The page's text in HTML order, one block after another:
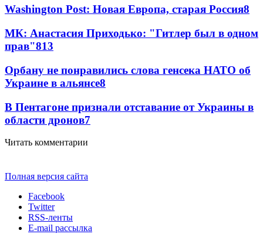
Washington Post: Новая Европа, старая Россия8
МК: Анастасия Приходько: "Гитлер был в одном
прав"813
Орбану не понравились слова генсека НАТО об
Украине в альянсе8
В Пентагоне признали отставание от Украины в
области дронов7
Читать комментарии
Полная версия сайта
Facebook
Twitter
RSS-ленты
E-mail рассылка